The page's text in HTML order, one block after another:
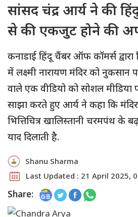
सांसद चंद्र आर्य ने की
से की एकजुट होने की
कनाडाई हिंदू चैंबर ऑफ कॉमर्स द्वारा
में लक्ष्मी नारायण मंदिर को नुकसान
वाले एक वीडियो को सोशल मीडिया
साझा करते हुए आर्य ने कहा कि मंदिर
भित्तिचित्र खालिस्तानी चरमपंथ के
याद दिलाती है.
Shanu Sharma
Last Updated : 21 April 2025,
Share: